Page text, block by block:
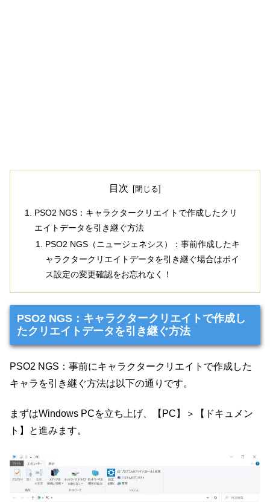
目次
PSO2 NGS：キャラクタークリエイトで作成したクリ
エイトデータを引き継ぐ方法
PSO2 NGS（ニュージェネシス）：事前作成したキ
ャラクタークリエイトデータを引き継ぐ場合はボイ
ス設定の変更確認をお忘れなく！
PSO2 NGS：キャラクタークリエイトで作成し
たクリエイトデータを引き継ぐ方法
PSO2 NGS：事前にキャラクタークリエイトで作成した
キャラを引き継ぐ方法は以下の通りです。
まずはWindows PCを立ち上げ、【PC】＞【ドキュメン
ト】と進みます。